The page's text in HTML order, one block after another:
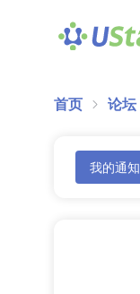
首页 论坛
我的通知